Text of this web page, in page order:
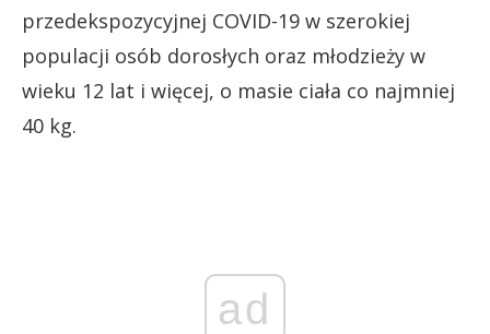
przedekspozycyjnej COVID-19 w szerokiej
populacji osób dorosłych oraz młodzieży w
wieku 12 lat i więcej, o masie ciała co najmniej
40 kg.
ad